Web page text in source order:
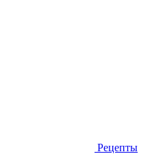
Рецепты